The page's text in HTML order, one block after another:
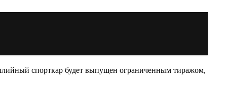
спорткар будет выпущен ограниченным тиражом,